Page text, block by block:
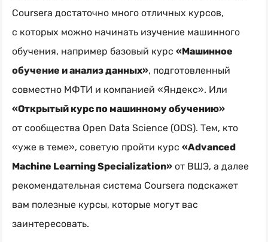
Coursera достаточно много отличных курсов,
с которых можно начинать изучение машинного
обучения, например базовый курс «Машинное
обучение и анализ данных», подготовленный
совместно МФТИ и компанией «Яндекс». Или
«Открытый курс по машинному обучению»
от сообщества Open Data Science (ODS). Тем, кто
«уже в теме», советую пройти курс «Advanced
Machine Learning Specialization» от ВШЭ, а далее
рекомендательная система Coursera подскажет
вам полезные курсы, которые могут вас
заинтересовать.